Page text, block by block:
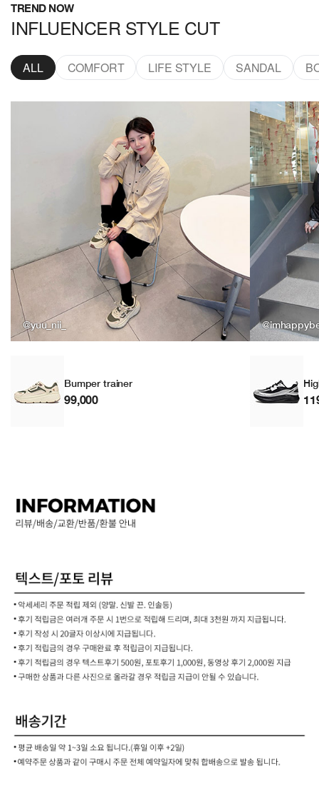
TREND NOW
INFLUENCER STYLE CUT
ALL COMFORT LIFE STYLE SANDAL
@yuu_nii_
Bumper trainer
99,000